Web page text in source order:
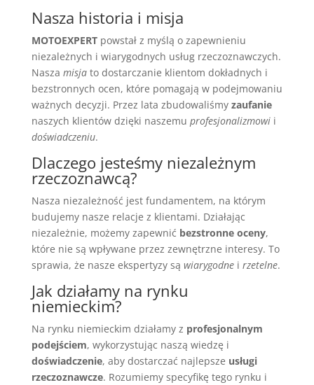
Nasza historia i misja
MOTOEXPERTpowstał z myślą o zapewnieniu
niezależnych i wiarygodnych usług rzeczoznawczych.
Nasza misjato dostarczanie klientom dokładnych i
bezstronnych ocen, które pomagają w podejmowaniu
ważnych decyzji. Przez lata zbudowaliśmy zaufanie
naszych klientów dzięki naszemu profesjonalizmowii
doświadczeniu.
Dlaczego jesteśmy niezależnym
rzeczoznawcą?
Nasza niezależność jest fundamentem, na którym
budujemy nasze relacje z klientami. Działając
niezależnie, możemy zapewnić bezstronne oceny,
które nie są wpływane przez zewnętrzne interesy. To
sprawia, że nasze ekspertyzy są wiarygodnei rzetelne.
Jak działamy na rynku
niemieckim?
Na rynku niemieckim działamy z profesjonalnym
podejściem, wykorzystując naszą wiedzę i
doświadczenie, aby dostarczać najlepsze usługi
rzeczoznawcze. Rozumiemy specyfikę tego rynku i